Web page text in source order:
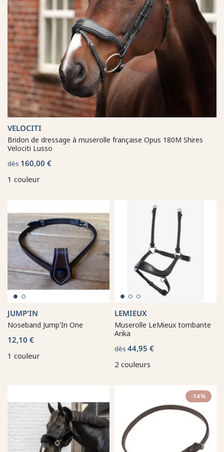
VELOCITI
Bridon de dressage à muserolle française Opus 180M Shires
Velociti Lusso
dès 160,00 €
1 couleur
JUMP'IN
Noseband Jump'In One
12,10 €
1 couleur
LEMIEUX
Muserolle LeMieux tombante
Arika
dès 44,95 €
2 couleurs
-14%